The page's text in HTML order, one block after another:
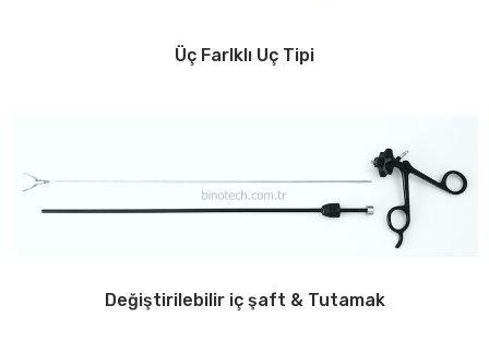
Üç Farlklı Uç Tipi
Değiştirilebilir iç şaft & Tutamak